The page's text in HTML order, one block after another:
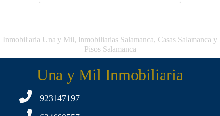
Inmobiliaria Una y Mil, Inmobiliarias Salamanca, Casas Salamanca y
Pisos Salamanca
Una y Mil Inmobiliaria
923147197